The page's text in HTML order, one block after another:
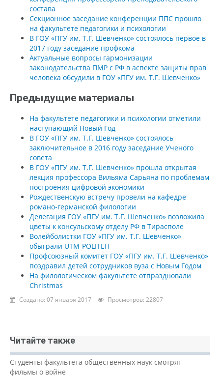
состава
Секционное заседание конференции ППС прошло
на факультете педагогики и психологии
В ГОУ «ПГУ им. Т.Г. Шевченко» состоялось первое в
2017 году заседание профкома
Актуальные вопросы гармонизации
законодательства ПМР с РФ в аспекте защиты прав
человека обсудили в ГОУ «ПГУ им. Т.Г. Шевченко»
Предыдущие материалы
На факультете педагогики и психологии отметили
наступающий Новый Год
В ГОУ «ПГУ им. Т.Г. Шевченко» состоялось
заключительное в 2016 году заседание Ученого
совета
В ГОУ «ПГУ им. Т.Г. Шевченко» прошла открытая
лекция профессора Вильяма Сарьяна по проблемам
построения цифровой экономики
Рождественскую встречу провели на кафедре
романо-германской филологии
Делегация ГОУ «ПГУ им. Т.Г. Шевченко» возложила
цветы к консульскому отделу РФ в Тирасполе
Волейболистки ГОУ «ПГУ им. Т.Г. Шевченко»
обыграли UTM-POLITEH
Профсоюзный комитет ГОУ «ПГУ им. Т.Г. Шевченко»
поздравил детей сотрудников вуза с Новым Годом
На филологическом факультете отпраздновали
Christmas
Создано: 07 января 2017 Просмотров: 22807
Читайте также
Студенты факультета общественных наук смотрят
фильмы о войне